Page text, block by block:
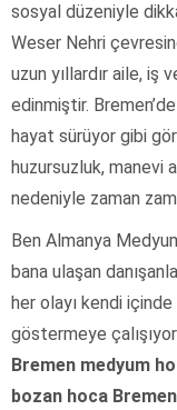
sosyal düzeniyle
Weser Nehri
uzun yıllardır aile, iş
edinmiştir.
hayat sürüyor gibi
huzursuzluk, manevi
nedeniyle zaman
Ben Almanya
bana ulaşan
her olayı kendi
göstermeye
Bremen medyum
bozan hoca Bremen